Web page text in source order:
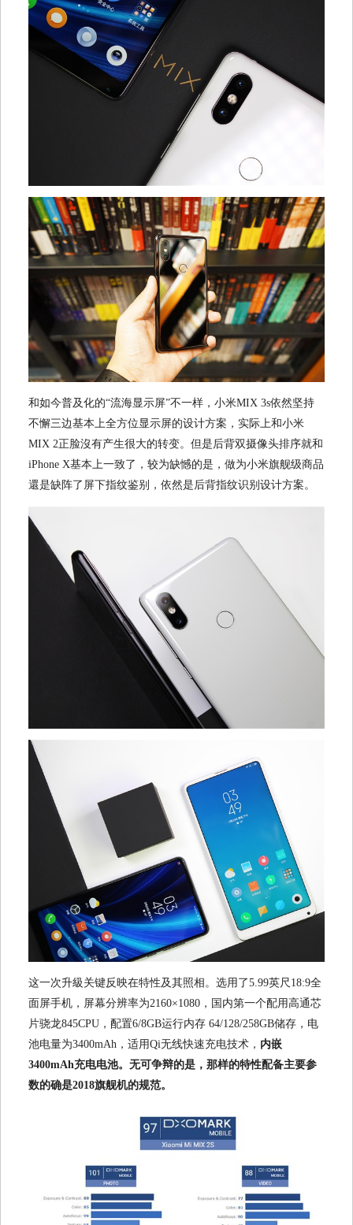
和如今普及化的“流海显示屏”不一样，小米MIX 3s依然坚持
不懈三边基本上全方位显示屏的设计方案，实际上和小米
MIX 2正脸沒有产生很大的转变。但是后背双摄像头排序就和
iPhone X基本上一致了，较为缺憾的是，做为小米旗舰级商品
還是缺阵了屏下指纹鉴别，依然是后背指纹识别设计方案。
这一次升級关键反映在特性及其照相。选用了5.99英尺18:9全
面屏手机，屏幕分辨率为2160×1080，国内第一个配用高通芯
片骁龙845CPU，配置6/8GB运行内存 64/128/258GB储存，电
池电量为3400mAh，适用Qi无线快速充电技术， 内嵌
3400mAh充电电池。无可争辩的是，那样的特性配备主要参
数的确是2018旗舰机的规范。